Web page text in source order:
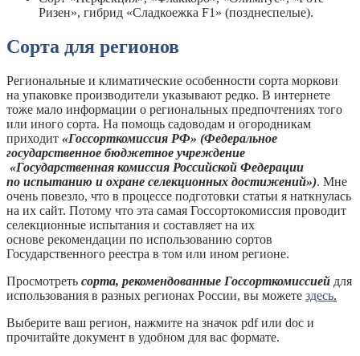
Ризен», гибрид «Сладкоежка F1» (позднеспелые).
Сорта для регионов
Региональные и климатические особенности сорта моркови
на упаковке производители указывают редко. В интернете
тоже мало информации о региональных предпочтениях того
или иного сорта. На помощь садоводам и огородникам
приходит «Госсорткомиссия РФ» (Федеральное
государственное бюджетное учреждение
«Государственная комиссия Российской Федерации
по иcпытанию и охране селекционных достижений»). Мне
очень повезло, что в процессе подготовки статьи я наткнулась
на их сайт. Потому что эта самая Госсортокомиссия проводит
селекционные испытания и составляет на их
основе рекомендации по использованию сортов
Государственного реестра в том или ином регионе.
Просмотреть сорта, рекомендованные Госсорткомиссией для
использования в разных регионах России, вы можете здесь.
Выберите ваш регион, нажмите на значок pdf или doc и
прочитайте документ в удобном для вас формате.